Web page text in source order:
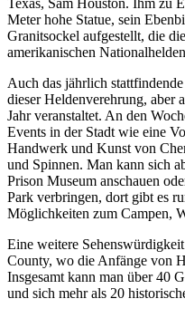
Meter hohe Statue, sein
Granitsockel aufgestellt, die
amerikanischen
Auch das jährlich
dieser Heldenverehrung, aber
Jahr veranstaltet. An den
Events in der Stadt wie eine
Handwerk und Kunst von
und Spinnen. Man kann sich
Prison Museum anschauen
Park verbringen, dort gibt es
Möglichkeiten zum Campen,
Eine weitere
County, wo die Anfänge von
Insgesamt kann man über 40
und sich mehr als 20